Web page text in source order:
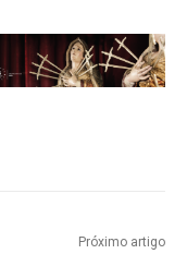
Próximo artigo